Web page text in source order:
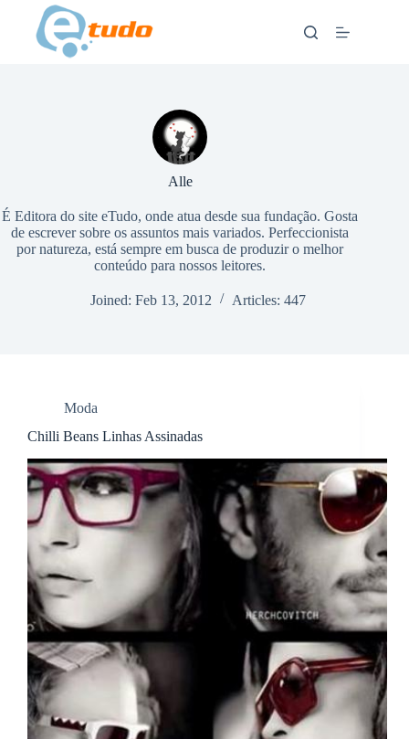
content
Alle
É Editora do site eTudo, onde atua desde sua fundação. Gosta
de escrever sobre os assuntos mais variados. Perfeccionista
por natureza, está sempre em busca de produzir o melhor
conteúdo para nossos leitores.
Joined: Feb 13, 2012 Articles: 447
Moda
Chilli Beans Linhas Assinadas